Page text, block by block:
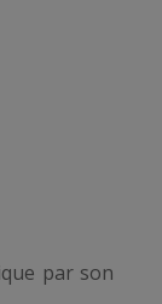
par son